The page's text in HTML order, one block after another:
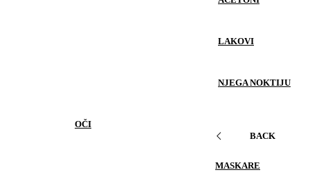
LAKOVI
NJEGA NOKTIJU
OČI
BACK
MASKARE